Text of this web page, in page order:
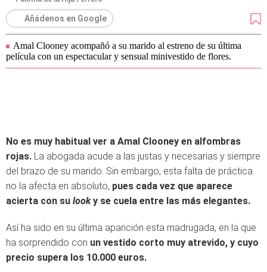
Añádenos en Google
Amal Clooney acompañó a su marido al estreno de su última
película con un espectacular y sensual minivestido de flores.
No es muy habitual ver a Amal Clooney en alfombras
rojas. La abogada acude a las justas y necesarias y siempre
del brazo de su marido. Sin embargo, esta falta de práctica
no la afecta en absoluto, pues cada vez que aparece
acierta con su look y se cuela entre las más elegantes.
Así ha sido en su última aparición esta madrugada, en la que
ha sorprendido con un vestido corto muy atrevido, y cuyo
precio supera los 10.000 euros.